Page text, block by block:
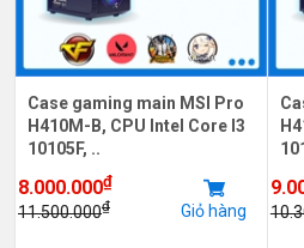
Case gaming main MSI Pro
H410M-B, CPU Intel Core I3
10105F, ..
8.000.000₫
11.500.000₫ Giỏ hàng